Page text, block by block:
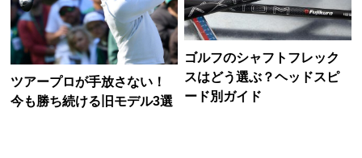
ツアープロが手放さない！
今も勝ち続ける旧モデル3選
ゴルフのシャフトフレック
スはどう選ぶ？ヘッドスピ
ード別ガイド